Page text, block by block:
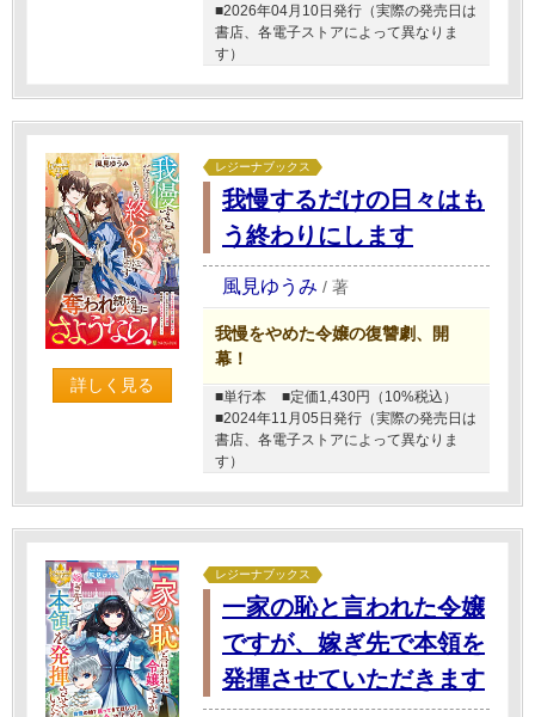
■2026年04月10日発行（実際の発売日は
書店、各電子ストアによって異なりま
す）
詳しく見る
レジーナブックス
我慢するだけの日々はも
う終わりにします
風見ゆうみ / 著
我慢をやめた令嬢の復讐劇、開
幕！
■単行本
■定価1,430円（10%税込）
■2024年11月05日発行（実際の発売日は
書店、各電子ストアによって異なりま
す）
レジーナブックス
一家の恥と言われた令嬢
ですが、嫁ぎ先で本領を
発揮させていただきます